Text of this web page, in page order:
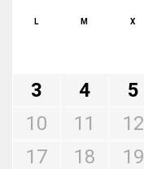
L M X
3
4 5
10
11 12
17
18 19